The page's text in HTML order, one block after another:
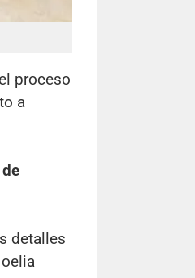
proceso
a
detalles